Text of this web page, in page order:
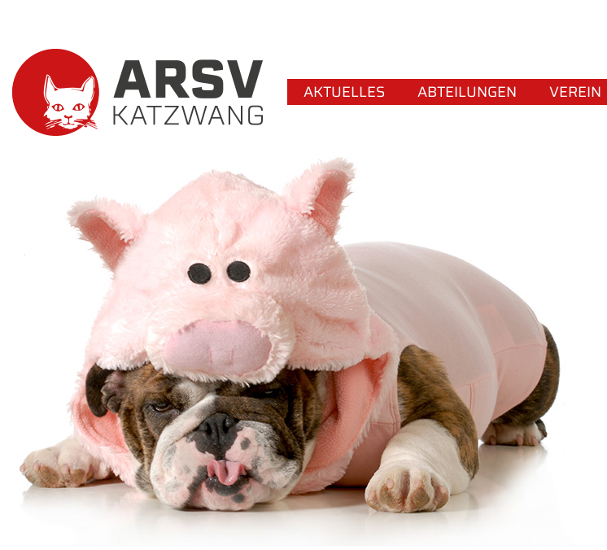
AKTUELLES ABTEILUNGEN VEREIN